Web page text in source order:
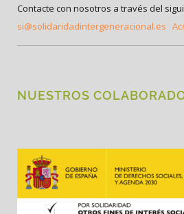
Contacte con nosotros a través del
si@solidaridadintergeneracional.es
NUESTROS